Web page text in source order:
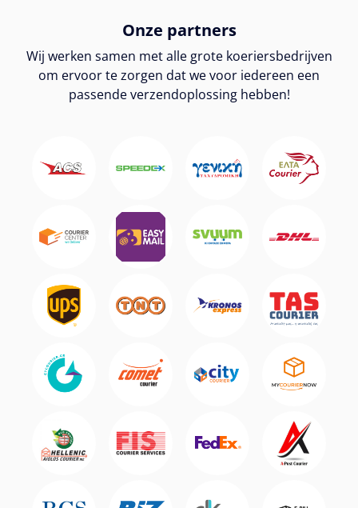
Onze partners
Wij werken samen met alle grote koeriersbedrijven
om ervoor te zorgen dat we voor iedereen een
passende verzendoplossing hebben!